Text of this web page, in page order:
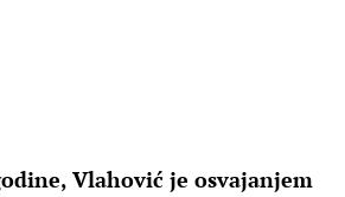
Vlahović je osvajanjem